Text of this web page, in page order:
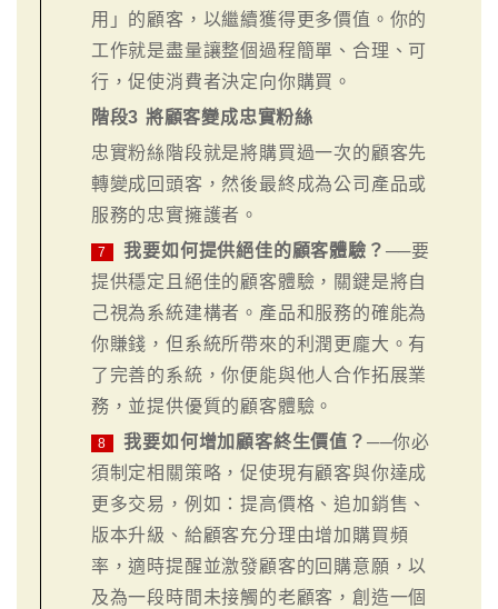
用」的顧客，以繼續獲得更多價值。你的
工作就是盡量讓整個過程簡單、合理、可
行，促使消費者決定向你購買。
階段3 將顧客變成忠實粉絲
忠實粉絲階段就是將購買過一次的顧客先
轉變成回頭客，然後最終成為公司產品或
服務的忠實擁護者。
7 我要如何提供絕佳的顧客體驗？ ──要
提供穩定且絕佳的顧客體驗，關鍵是將自
己視為系統建構者。產品和服務的確能為
你賺錢，但系統所帶來的利潤更龐大。有
了完善的系統，你便能與他人合作拓展業
務，並提供優質的顧客體驗。
8 我要如何增加顧客終生價值？ ──你必
須制定相關策略，促使現有顧客與你達成
更多交易，例如：提高價格、追加銷售、
版本升級、給顧客充分理由增加購買頻
率，適時提醒並激發顧客的回購意願，以
及為一段時間未接觸的老顧客，創造一個